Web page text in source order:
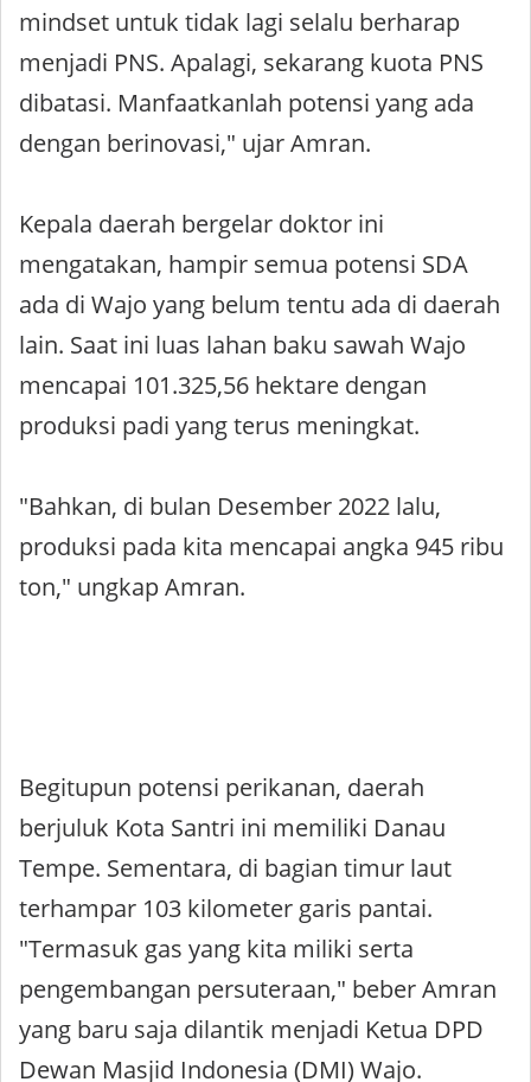
mindset untuk tidak lagi selalu berharap
menjadi PNS. Apalagi, sekarang kuota PNS
dibatasi. Manfaatkanlah potensi yang ada
dengan berinovasi," ujar Amran.
Kepala daerah bergelar doktor ini
mengatakan, hampir semua potensi SDA
ada di Wajo yang belum tentu ada di daerah
lain. Saat ini luas lahan baku sawah Wajo
mencapai 101.325,56 hektare dengan
produksi padi yang terus meningkat.
"Bahkan, di bulan Desember 2022 lalu,
produksi pada kita mencapai angka 945 ribu
ton," ungkap Amran.
Begitupun potensi perikanan, daerah
berjuluk Kota Santri ini memiliki Danau
Tempe. Sementara, di bagian timur laut
terhampar 103 kilometer garis pantai.
"Termasuk gas yang kita miliki serta
pengembangan persuteraan," beber Amran
yang baru saja dilantik menjadi Ketua DPD
Dewan Masjid Indonesia (DMI) Wajo.